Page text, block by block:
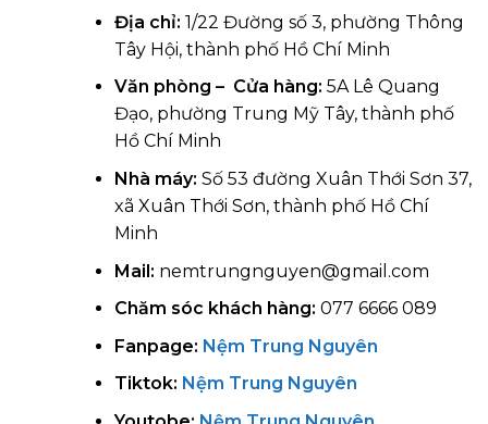
Địa chỉ: 1/22 Đường số 3, phường Thông
Tây Hội, thành phố Hồ Chí Minh
Văn phòng – Cửa hàng: 5A Lê Quang
Đạo, phường Trung Mỹ Tây, thành phố
Hồ Chí Minh
Nhà máy: Số 53 đường Xuân Thới Sơn 37,
xã Xuân Thới Sơn, thành phố Hồ Chí
Minh
Mail: nemtrungnguyen@gmail.com
Chăm sóc khách hàng: 077 6666 089
Fanpage: Nệm Trung Nguyên
Tiktok: Nệm Trung Nguyên